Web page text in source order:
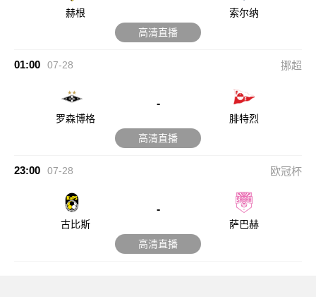
赫根
索尔纳
高清直播
01:00 07-28 挪超
罗森博格
-
腓特烈
高清直播
23:00 07-28 欧冠杯
古比斯
-
萨巴赫
高清直播